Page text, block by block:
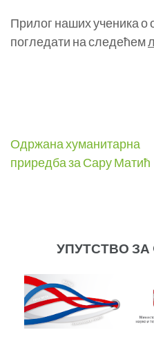
Прилог наших ученика о
погледати на следећем
Post
navigation
Одржана хуманитарна
приредба за Сару Матић
УПУТСТВО ЗА